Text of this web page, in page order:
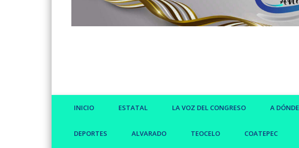
INICIO ESTATAL LA VOZ DEL CONGRESO A
DEPORTES ALVARADO TEOCELO COATEPEC